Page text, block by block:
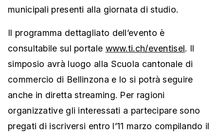
municipali presenti alla giornata di studio.
Il programma dettagliato dell’evento è
consultabile sul portale www.ti.ch/eventisel. Il
simposio avrà luogo alla Scuola cantonale di
commercio di Bellinzona e lo si potrà seguire
anche in diretta streaming. Per ragioni
organizzative gli interessati a partecipare sono
pregati di iscriversi entro l’11 marzo compilando il